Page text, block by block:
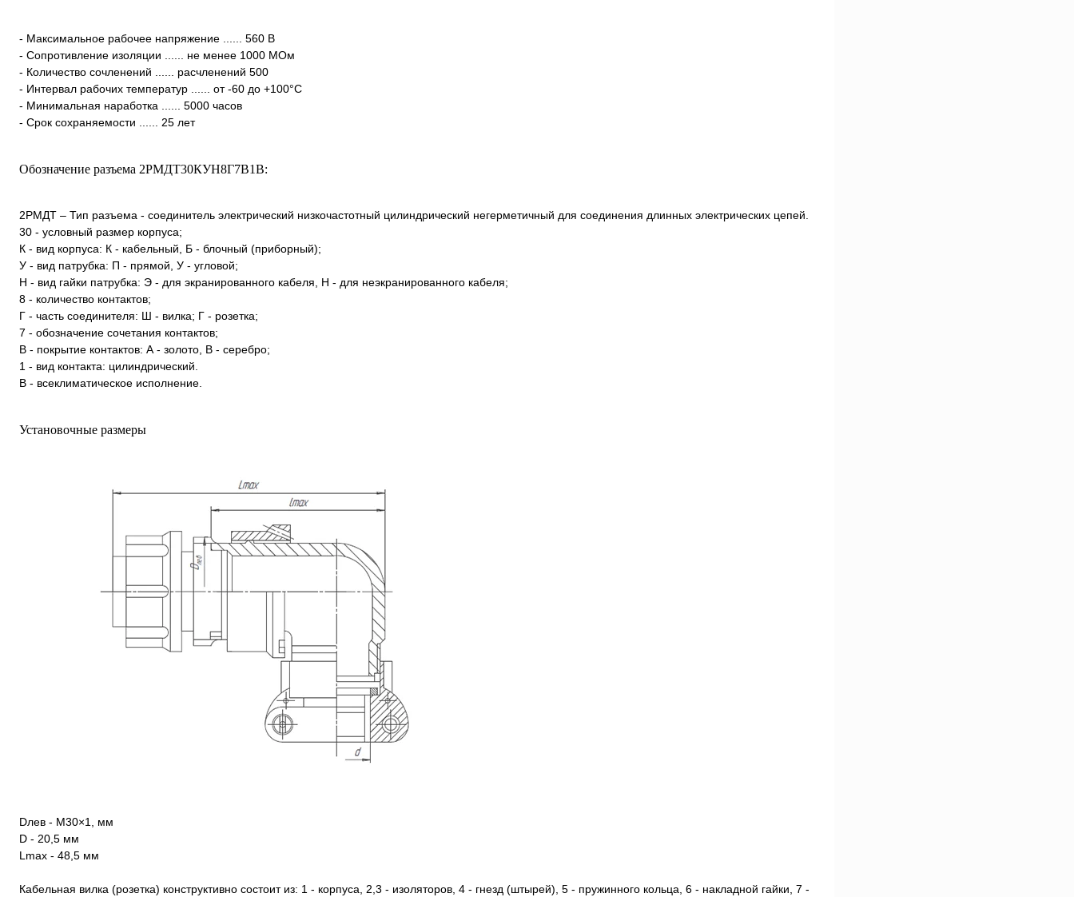
- Максимальное рабочее напряжение ...... 560 В
- Сопротивление изоляции ...... не менее 1000 МОм
- Количество сочленений ...... расчленений 500
- Интервал рабочих температур ...... от -60 до +100°С
- Минимальная наработка ...... 5000 часов
- Срок сохраняемости ...... 25 лет
Обозначение разъема 2РМДТ30КУН8Г7В1В:
2РМДТ – Тип разъема - соединитель электрический низкочастотный цилиндрический негерметичный для соединения длинных электрических цепей.
30 - условный размер корпуса;
К - вид корпуса: К - кабельный, Б - блочный (приборный);
У - вид патрубка: П - прямой, У - угловой;
Н - вид гайки патрубка: Э - для экранированного кабеля, Н - для неэкранированного кабеля;
8 - количество контактов;
Г - часть соединителя: Ш - вилка; Г - розетка;
7 - обозначение сочетания контактов;
В - покрытие контактов: А - золото, В - серебро;
1 - вид контакта: цилиндрический.
В - всеклиматическое исполнение.
Установочные размеры
Dлев - М30×1, мм
D - 20,5 мм
Lmax - 48,5 мм
Кабельная вилка (розетка) конструктивно состоит из: 1 - корпуса, 2,3 - изоляторов, 4 - гнезд (штырей), 5 - пружинного кольца, 6 - накладной гайки, 7 -